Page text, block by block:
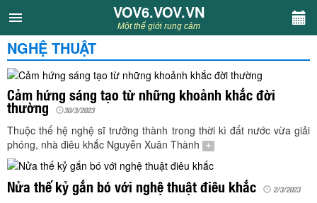
VOV6.VOV.VN
CHUYÊN MỤC
Khách VOV6
Văn học
Nghệ thuật
VOV6.VOV.VN
Một thế giới rung cảm
NGHỆ THUẬT
Cảm hứng sáng tạo từ những khoảnh khắc đời
thường 30/3/2023
Thuộc thế hệ nghệ sĩ trưởng thành trong thời kì đất nước vừa giải
phóng, nhà điêu khắc Nguyễn Xuân Thành
+
Nửa thế kỷ gắn bó với nghệ thuật điêu khắc 2/3/2023